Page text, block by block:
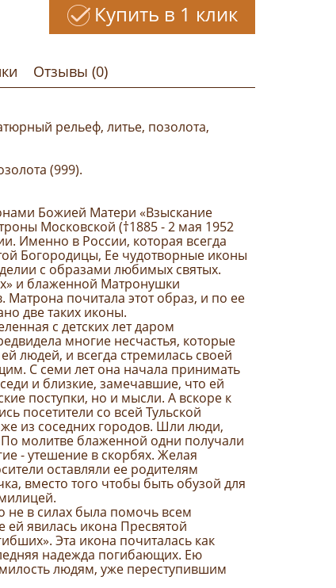
Купить в 1 клик
Отзывы (0)
рельеф, литье, позолота,
(999).
Божией Матери «Взыскание
Московской (†1885 - 2 мая 1952
Именно в России, которая всегда
Богородицы, Ее чудотворные иконы
с образами любимых святых.
и блаженной Матронушки
почитала этот образ, и по ее
две таких иконы.
с детских лет даром
многие несчастья, которые
людей, и всегда стремилась своей
С семи лет она начала принимать
и близкие, замечавшие, что ей
поступки, но и мысли. А вскоре к
посетители со всей Тульской
из соседних городов. Шли люди,
молитве блаженной одни получали
- утешение в скорбях. Желая
оставляли ее родителям
вместо того чтобы быть обузой для
не в силах была помочь всем
явилась икона Пресвятой
Эта икона почиталась как
надежда погибающих. Ею
людям, уже переступившим